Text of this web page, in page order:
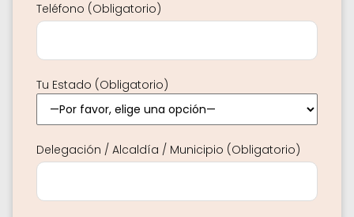
Teléfono (Obligatorio)
Tu Estado (Obligatorio)
Delegación / Alcaldía / Municipio (Obligatorio)